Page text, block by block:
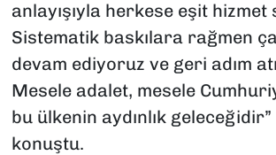
anlayışıyla herkese eşit
Sistematik baskılara rağmen
devam ediyoruz ve geri adım
Mesele adalet, mesele
bu ülkenin aydınlık
konuştu.